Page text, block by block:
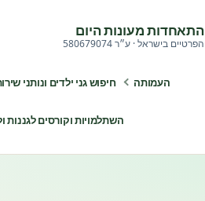
התאחדות מעונות היום
הפרטיים בישראל · ע״ר 580679074
העמותה חיפוש גני ילדים ונותני
השתלמויות וקורסים לגננות